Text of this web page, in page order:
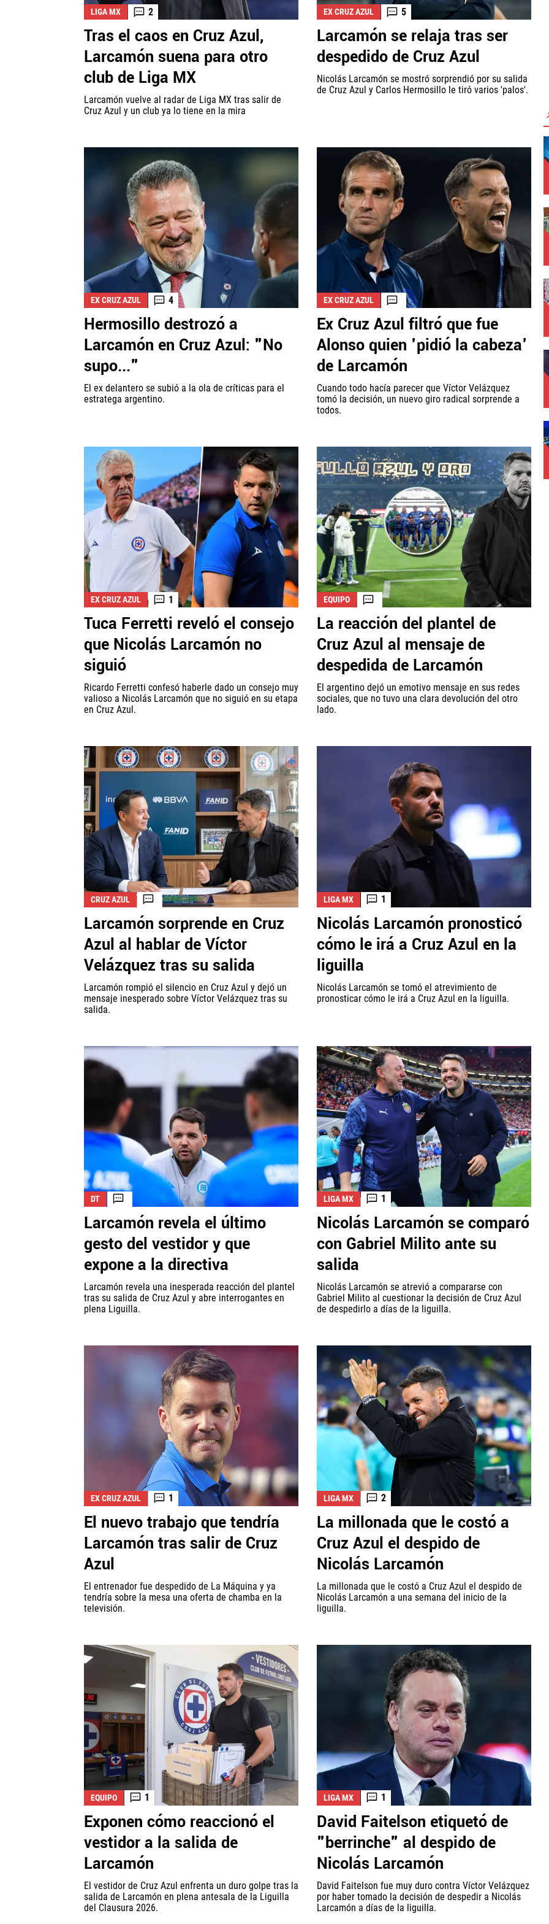
LIGA MX 2
Tras el caos en Cruz Azul,
Larcamón suena para otro
club de Liga MX
Larcamón vuelve al radar de Liga MX tras salir de
Cruz Azul y un club ya lo tiene en la mira
EX CRUZ AZUL 5
Larcamón se relaja tras ser
despedido de Cruz Azul
Nicolás Larcamón se mostró sorprendió por su salida
de Cruz Azul y Carlos Hermosillo le tiró varios 'palos'.
EX CRUZ AZUL 4
Hermosillo destrozó a
Larcamón en Cruz Azul: "No
supo..."
El ex delantero se subió a la ola de críticas para el
estratega argentino.
EX CRUZ AZUL
Ex Cruz Azul filtró que fue
Alonso quien 'pidió la cabeza'
de Larcamón
Cuando todo hacía parecer que Víctor Velázquez
tomó la decisión, un nuevo giro radical sorprende a
todos.
EX CRUZ AZUL 1
Tuca Ferretti reveló el consejo
que Nicolás Larcamón no
siguió
Ricardo Ferretti confesó haberle dado un consejo muy
valioso a Nicolás Larcamón que no siguió en su etapa
en Cruz Azul.
EQUIPO
La reacción del plantel de
Cruz Azul al mensaje de
despedida de Larcamón
El argentino dejó un emotivo mensaje en sus redes
sociales, que no tuvo una clara devolución del otro
lado.
CRUZ AZUL
Larcamón sorprende en Cruz
Azul al hablar de Víctor
Velázquez tras su salida
Larcamón rompió el silencio en Cruz Azul y dejó un
mensaje inesperado sobre Víctor Velázquez tras su
salida.
LIGA MX 1
Nicolás Larcamón pronosticó
cómo le irá a Cruz Azul en la
liguilla
Nicolás Larcamón se tomó el atrevimiento de
pronosticar cómo le irá a Cruz Azul en la liguilla.
DT
Larcamón revela el último
gesto del vestidor y que
expone a la directiva
Larcamón revela una inesperada reacción del plantel
tras su salida de Cruz Azul y abre interrogantes en
plena Liguilla.
LIGA MX 1
Nicolás Larcamón se comparó
con Gabriel Milito ante su
salida
Nicolás Larcamón se atrevió a compararse con
Gabriel Milito al cuestionar la decisión de Cruz Azul
de despedirlo a días de la liguilla.
EX CRUZ AZUL 1
El nuevo trabajo que tendría
Larcamón tras salir de Cruz
Azul
El entrenador fue despedido de La Máquina y ya
tendría sobre la mesa una oferta de chamba en la
televisión.
LIGA MX 2
La millonada que le costó a
Cruz Azul el despido de
Nicolás Larcamón
La millonada que le costó a Cruz Azul el despido de
Nicolás Larcamón a una semana del inicio de la
liguilla.
EQUIPO 1
Exponen cómo reaccionó el
vestidor a la salida de
Larcamón
El vestidor de Cruz Azul enfrenta un duro golpe tras la
salida de Larcamón en plena antesala de la Liguilla
del Clausura 2026.
LIGA MX 1
David Faitelson etiquetó de
"berrinche" al despido de
Nicolás Larcamón
David Faitelson fue muy duro contra Víctor Velázquez
por haber tomado la decisión de despedir a Nicolás
Larcamón a días de la liguilla.